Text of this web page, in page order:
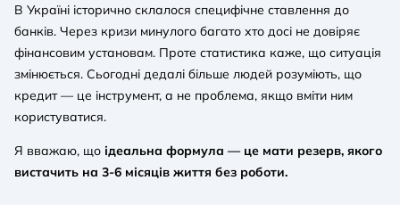
В Україні історично склалося специфічне ставлення до
банків. Через кризи минулого багато хто досі не довіряє
фінансовим установам. Проте статистика каже, що ситуація
змінюється. Сьогодні дедалі більше людей розуміють, що
кредит — це інструмент, а не проблема, якщо вміти ним
користуватися.
Я вважаю, що ідеальна формула — це мати резерв, якого
вистачить на 3-6 місяців життя без роботи.